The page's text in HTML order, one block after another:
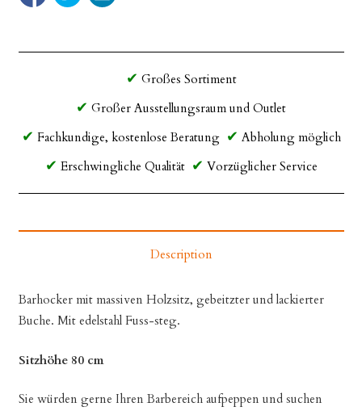
Großes Sortiment
Großer Ausstellungsraum und Outlet
Fachkundige, kostenlose Beratung
Abholung möglich
Erschwingliche Qualität
Vorzüglicher Service
Description
Barhocker mit massiven Holzsitz, gebeitzter und lackierter
Buche. Mit edelstahl Fuss-steg.
Sitzhöhe 80 cm
Sie würden gerne Ihren Barbereich aufpeppen und suchen